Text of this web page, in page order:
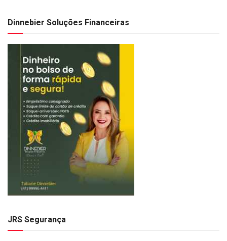
Dinnebier Soluções Financeiras
JRS Segurança